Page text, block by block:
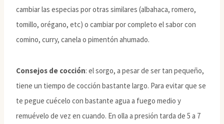
cambiar las especias por otras similares (albahaca, romero,
tomillo, orégano, etc) o cambiar por completo el sabor con
comino, curry, canela o pimentón ahumado.
Consejos de cocción: el sorgo, a pesar de ser tan pequeño,
tiene un tiempo de cocción bastante largo. Para evitar que se
te pegue cuécelo con bastante agua a fuego medio y
remuévelo de vez en cuando. En olla a presión tarda de 5 a 7